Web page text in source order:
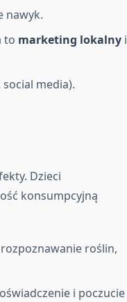
nawyk.
to marketing lokalny i
media).
Dzieci
konsumpcyjną
roślin,
i poczucie